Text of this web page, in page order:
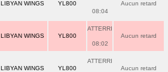
LIBYAN WINGS YL800
08:04
Aucun retard
LIBYAN WINGS YL800
ATTERRI
08:02
Aucun retard
LIBYAN WINGS YL800
ATTERRI
Aucun retard